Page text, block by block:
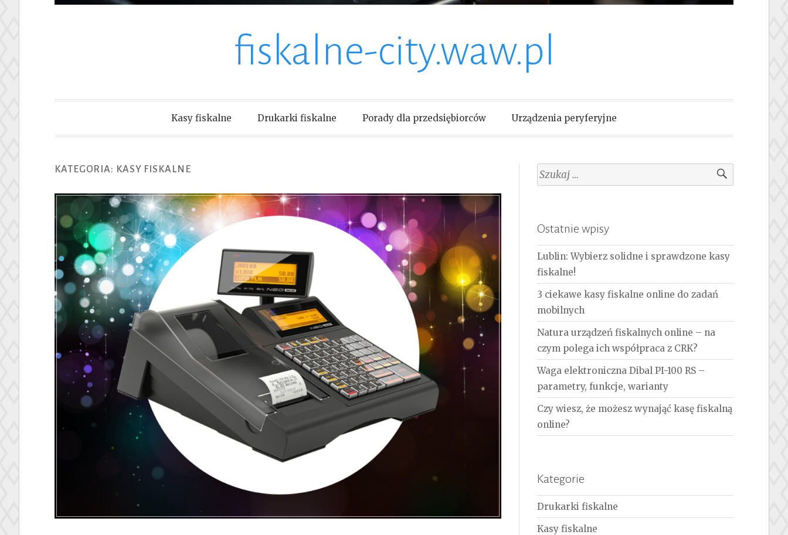
fiskalne-city.waw.pl
Kasy fiskalne Drukarki fiskalne Porady dla przedsiębiorców Urządzenia peryferyjne
KATEGORIA: KASY FISKALNE Szukaj:
Ostatnie wpisy
Lublin: Wybierz solidne i sprawdzone kasy
fiskalne!
3 ciekawe kasy fiskalne online do zadań
mobilnych
Natura urządzeń fiskalnych online – na
czym polega ich współpraca z CRK?
Waga elektroniczna Dibal PI-100 RS –
parametry, funkcje, warianty
Czy wiesz, że możesz wynająć kasę fiskalną
online?
Kategorie
Drukarki fiskalne
Kasy fiskalne